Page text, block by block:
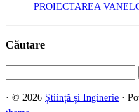
PROIECTAREA
Căutare
· © 2026 Știință și Inginerie ·